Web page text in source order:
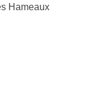
Hameaux